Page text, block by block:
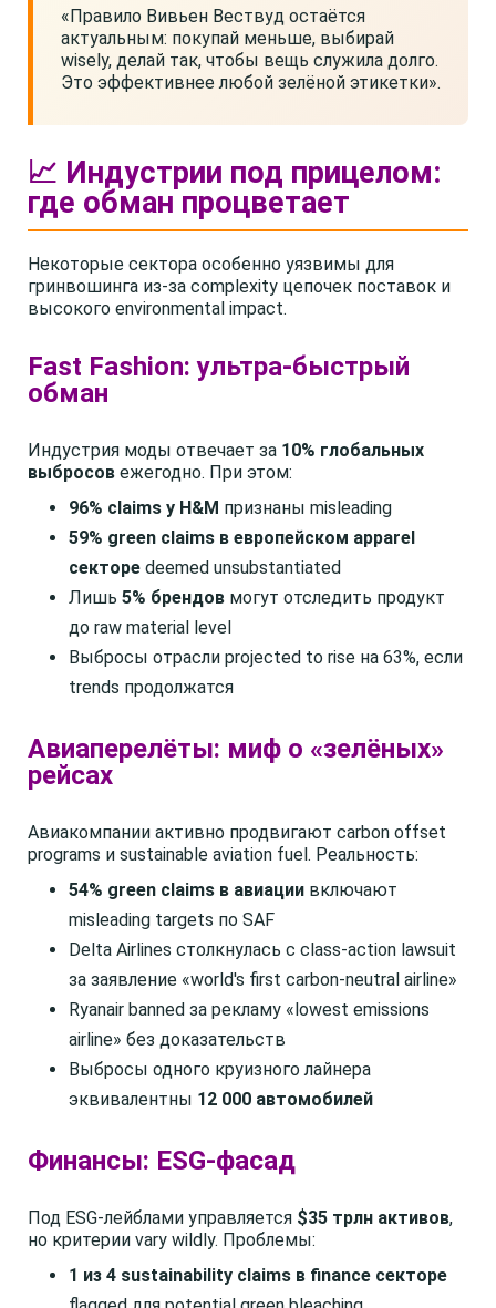
«Правило Вивьен Вествуд остаётся
актуальным: покупай меньше, выбирай
wisely, делай так, чтобы вещь служила долго.
Это эффективнее любой зелёной этикетки».
📈 Индустрии под прицелом:
где обман процветает
Некоторые сектора особенно уязвимы для
гринвошинга из-за complexity цепочек поставок и
высокого environmental impact.
Fast Fashion: ультра-быстрый
обман
Индустрия моды отвечает за 10% глобальных
выбросов ежегодно. При этом:
96% claims у H&M признаны misleading
59% green claims в европейском apparel
секторе deemed unsubstantiated
Лишь 5% брендов могут отследить продукт
до raw material level
Выбросы отрасли projected to rise на 63%, если
trends продолжатся
Авиаперелёты: миф о «зелёных»
рейсах
Авиакомпании активно продвигают carbon offset
programs и sustainable aviation fuel. Реальность:
54% green claims в авиации включают
misleading targets по SAF
Delta Airlines столкнулась с class-action lawsuit
за заявление «world's first carbon-neutral airline»
Ryanair banned за рекламу «lowest emissions
airline» без доказательств
Выбросы одного круизного лайнера
эквивалентны 12 000 автомобилей
Финансы: ESG-фасад
Под ESG-лейблами управляется $35 трлн активов,
но критерии vary wildly. Проблемы:
1 из 4 sustainability claims в finance секторе